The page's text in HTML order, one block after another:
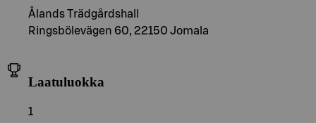
Ålands Trädgårdshall
Ringsbölevägen 60, 22150 Jomala
Laatuluokka
1